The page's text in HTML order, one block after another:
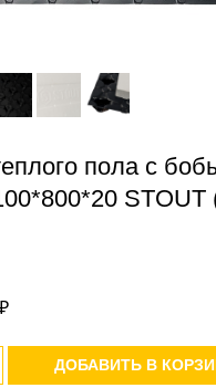
пола с
STOUT
₽
ДОБАВИТЬ В